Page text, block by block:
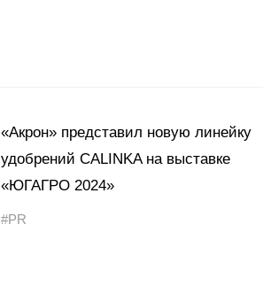
«Акрон» представил новую линейку
удобрений CALINKA на выставке
«ЮГАГРО 2024»
#PR